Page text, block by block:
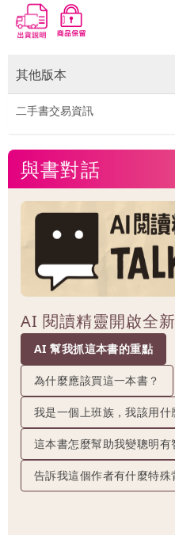
其他版本
二手書交易資訊
與書對話
AI 閱讀精靈開啟全
AI 幫我抓這本書的重點
為什麼應該買這一本書？
我是一個上班族，我該用什
這本書怎麼幫助我變聰明有
告訴我這個作者有什麼特殊